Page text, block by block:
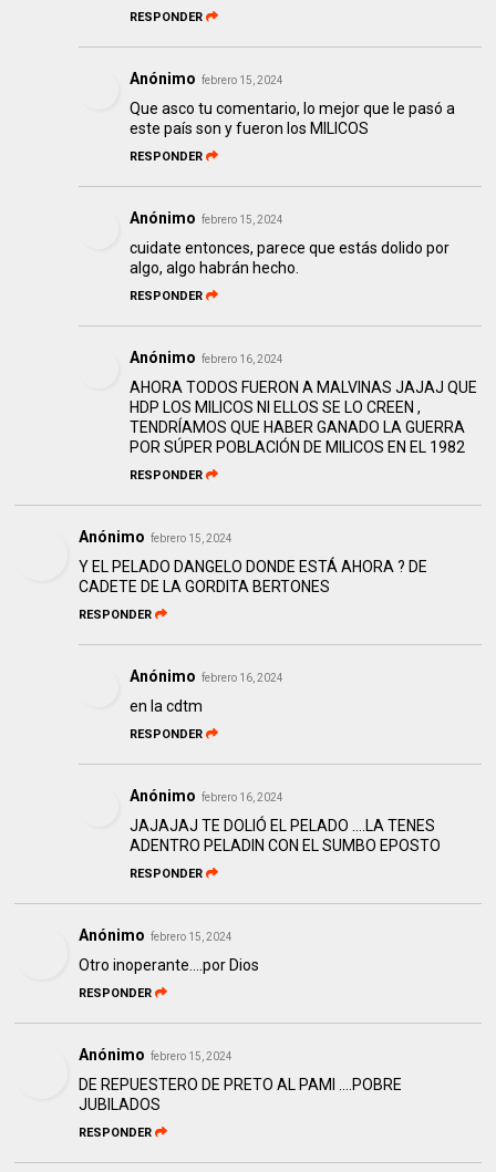
RESPONDER
Anónimo febrero 15, 2024
Que asco tu comentario, lo mejor que le pasó a
este país son y fueron los MILICOS
RESPONDER
Anónimo febrero 15, 2024
cuidate entonces, parece que estás dolido por
algo, algo habrán hecho.
RESPONDER
Anónimo febrero 16, 2024
AHORA TODOS FUERON A MALVINAS JAJAJ QUE
HDP LOS MILICOS NI ELLOS SE LO CREEN ,
TENDRÍAMOS QUE HABER GANADO LA GUERRA
POR SÚPER POBLACIÓN DE MILICOS EN EL 1982
RESPONDER
Anónimo febrero 15, 2024
Y EL PELADO DANGELO DONDE ESTÁ AHORA ? DE
CADETE DE LA GORDITA BERTONES
RESPONDER
Anónimo febrero 16, 2024
en la cdtm
RESPONDER
Anónimo febrero 16, 2024
JAJAJAJ TE DOLIÓ EL PELADO ….LA TENES
ADENTRO PELADIN CON EL SUMBO EPOSTO
RESPONDER
Anónimo febrero 15, 2024
Otro inoperante....por Dios
RESPONDER
Anónimo febrero 15, 2024
DE REPUESTERO DE PRETO AL PAMI ….POBRE
JUBILADOS
RESPONDER